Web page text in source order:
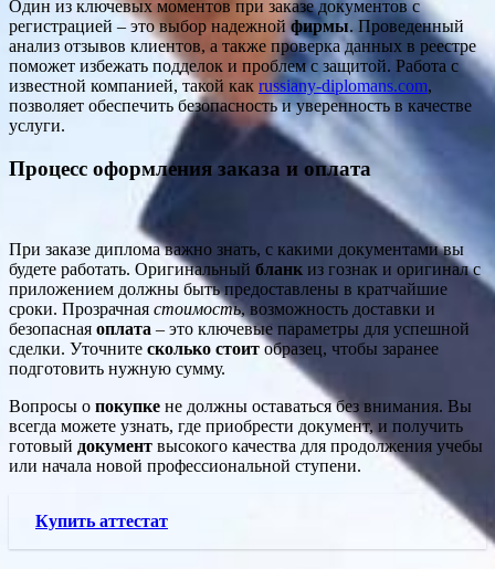
Один из ключевых моментов при заказе документов с
регистрацией – это выбор надежной фирмы. Проведенный
анализ отзывов клиентов, а также проверка данных в реестре
поможет избежать подделок и проблем с защитой. Работа с
известной компанией, такой как russiany-diplomans.com,
позволяет обеспечить безопасность и уверенность в качестве
услуги.
Процесс оформления заказа и оплата
При заказе диплома важно знать, с какими документами вы
будете работать. Оригинальный бланк из гознак и оригинал с
приложением должны быть предоставлены в кратчайшие
сроки. Прозрачная стоимость, возможность доставки и
безопасная оплата – это ключевые параметры для успешной
сделки. Уточните сколько стоит образец, чтобы заранее
подготовить нужную сумму.
Вопросы о покупке не должны оставаться без внимания. Вы
всегда можете узнать, где приобрести документ, и получить
готовый документ высокого качества для продолжения учебы
или начала новой профессиональной ступени.
Купить аттестат